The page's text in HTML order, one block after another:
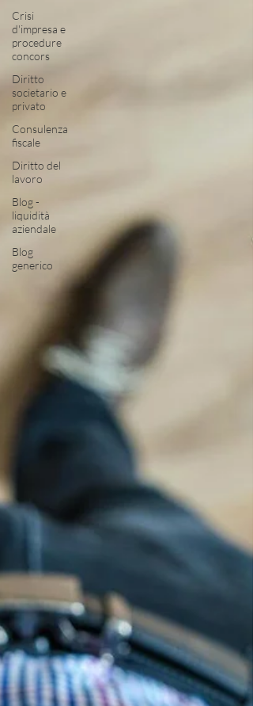
Crisi
d'impresa e
procedure
concors
Diritto
societario e
privato
Consulenza
fiscale
Diritto del
lavoro
Blog -
liquidità
aziendale
Blog
generico